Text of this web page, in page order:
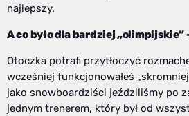
najlepszy.
A co było dla bardziej
Otoczka potrafi przytłoczyć
wcześniej funkcjonowałeś
jako snowboardziści jeździliśmy po
jednym trenerem, który był od